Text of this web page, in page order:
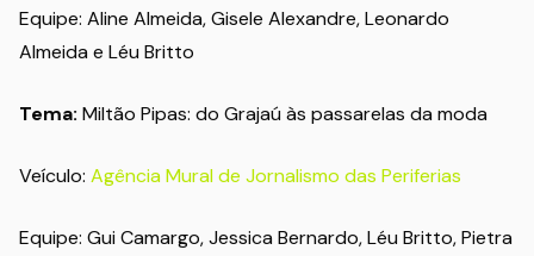
Equipe: Aline Almeida, Gisele Alexandre, Leonardo
Almeida e Léu Britto
Tema: Miltão Pipas: do Grajaú às passarelas da moda
Veículo: Agência Mural de Jornalismo das Periferias
Equipe: Gui Camargo, Jessica Bernardo, Léu Britto, Pietra